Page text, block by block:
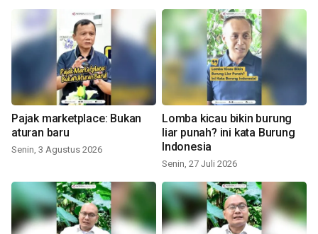
Pajak marketplace: Bukan
aturan baru
Senin, 3 Agustus 2026
Lomba kicau bikin burung
liar punah? ini kata Burung
Indonesia
Senin, 27 Juli 2026